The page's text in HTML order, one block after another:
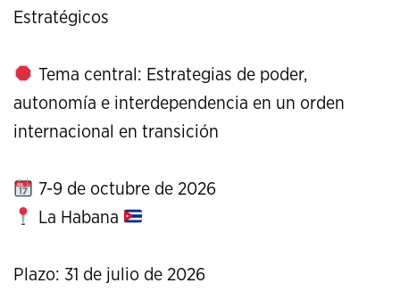
Estratégicos
Tema central: Estrategias de poder,
autonomía e interdependencia en un orden
internacional en transición
7-9 de octubre de 2026
La Habana
Plazo: 31 de julio de 2026